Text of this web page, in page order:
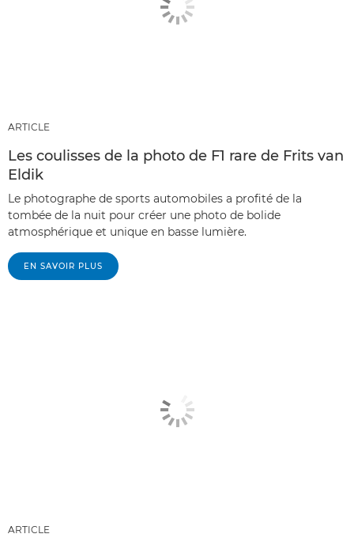
ARTICLE
Les coulisses de la photo de F1 rare de Frits van
Eldik
Le photographe de sports automobiles a profité de la
tombée de la nuit pour créer une photo de bolide
atmosphérique et unique en basse lumière.
EN SAVOIR PLUS
ARTICLE